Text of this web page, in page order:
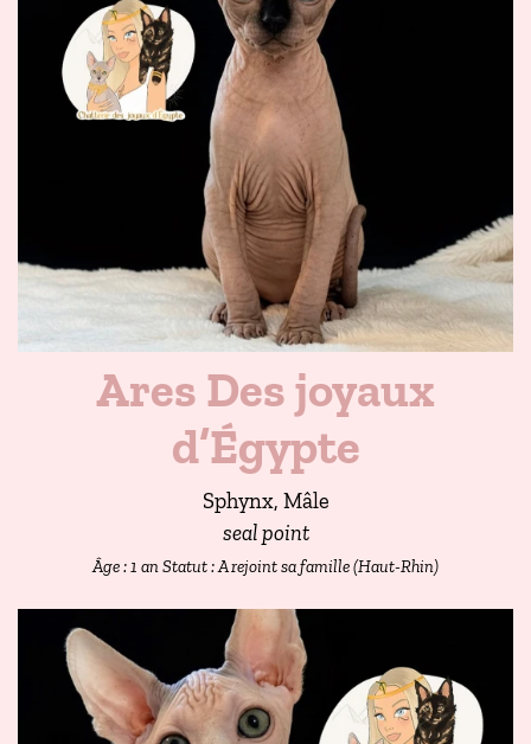
Ares Des joyaux
d’Égypte
Sphynx, Mâle
seal point
Âge : 1 anStatut : A rejoint sa famille (Haut-Rhin)